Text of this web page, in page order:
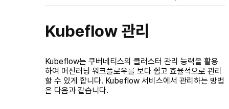
Kubeflow 관리
Kubeflow는 쿠버네티스의 클러스터 관리 능력을 활용
하여 머신러닝 워크플로우를 보다 쉽고 효율적으로 관리
할 수 있게 합니다. Kubeflow 서비스에서 관리하는 방법
은 다음과 같습니다.